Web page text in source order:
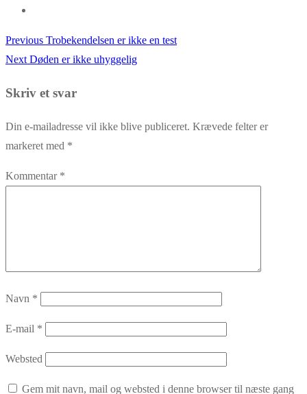
Indlægsnavigation
Previous Previous
post:
Trobekendelsen er ikke en test
Next Next
Døden er ikke uhyggelig
Skriv et svar
Din e-mailadresse vil ikke blive publiceret. Krævede felter er
markeret med *
Kommentar *
Navn *
E-mail *
Websted
Gem mit navn, mail og websted i denne browser til næste gang